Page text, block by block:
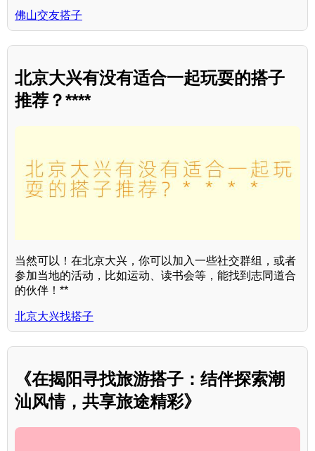
佛山交友搭子
北京大兴有没有适合一起玩耍的搭子
推荐？****
当然可以！在北京大兴，你可以加入一些社交群组，或者
参加当地的活动，比如运动、读书会等，能找到志同道合
的伙伴！**
北京大兴找搭子
《在揭阳寻找旅游搭子：结伴探索潮
汕风情，共享旅途精彩》